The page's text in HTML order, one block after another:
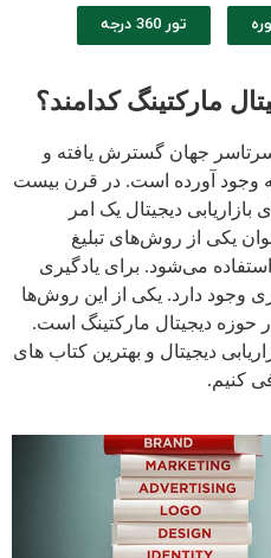
تور 360 درجه
مارکتینگ کدامند؟
سرتاسر جهان گسترش یافته و
وجود آورده است. در قرن بیست
دیجیتال یک امر
یکی از روش‌های تبلیغ
می‌شود. برای یادگیری
وجود دارد. یکی از این روش‌ها
حوزه دیجیتال مارکتینگ است.
دیجیتال و بهترین کتاب های
کنیم.